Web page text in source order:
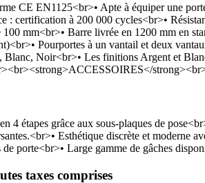
CE EN1125<br>• Apte à équiper une
: certification à 200 000 cycles<br>•
100 mm<br>• Barre livrée en 1200 mm en
Pourportes à un vantail et deux
Noir<br>• Les finitions Argent et
4 étapes grâce aux sous-plaques de
Esthétique discrète et moderne
de porte<br>• Large gamme de gâches
taxes comprises